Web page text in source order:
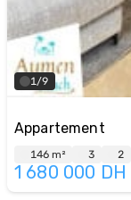
1/9
Appartement
146 m² 3 2
1 680 000 DH